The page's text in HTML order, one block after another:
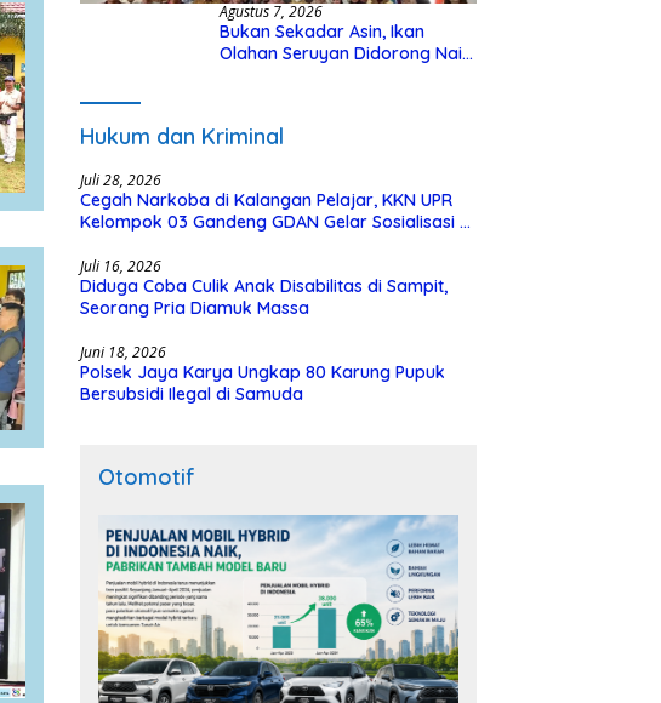
Agustus 7, 2026
Bukan Sekadar Asin, Ikan
Olahan Seruyan Didorong Naik
Hukum dan Kriminal
Juli 28, 2026
Cegah Narkoba di Kalangan Pelajar, KKN UPR
Kelompok 03 Gandeng GDAN Gelar Sosialisasi di
Juli 16, 2026
Diduga Coba Culik Anak Disabilitas di Sampit,
Seorang Pria Diamuk Massa
Juni 18, 2026
Polsek Jaya Karya Ungkap 80 Karung Pupuk
Bersubsidi Ilegal di Samuda
Otomotif